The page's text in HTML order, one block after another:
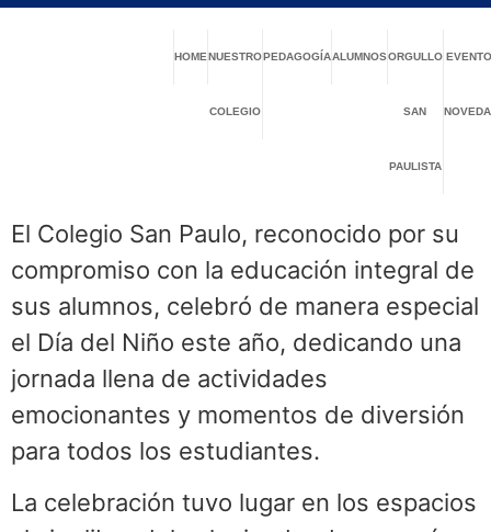
HOMENUESTRO
COLEGIO
PEDAGOGÍAALUMNOSORGULLO
SAN
PAULISTA
El Colegio San Paulo, reconocido por su
compromiso con la educación integral de
sus alumnos, celebró de manera especial
el Día del Niño este año, dedicando una
jornada llena de actividades
emocionantes y momentos de diversión
para todos los estudiantes.
La celebración tuvo lugar en los espacios